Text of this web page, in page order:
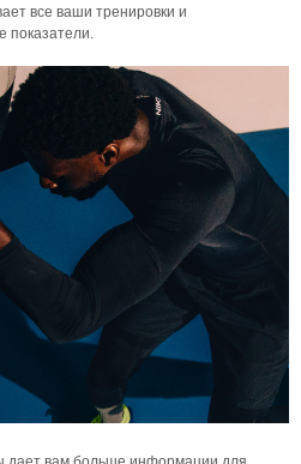
все ваши тренировки и
показатели.